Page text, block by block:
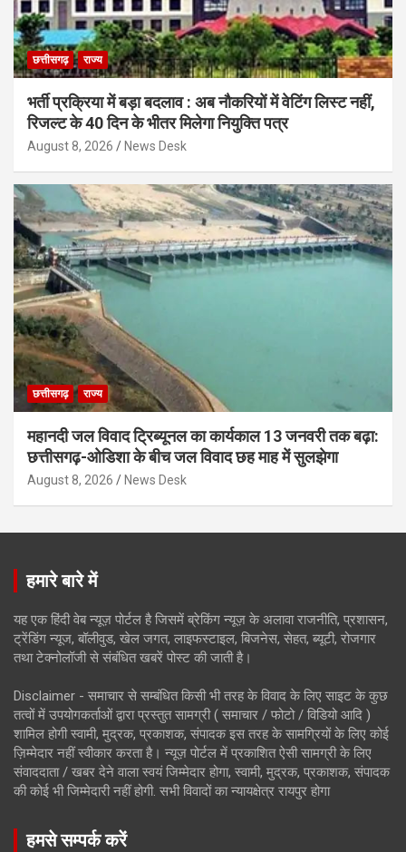
छत्तीसगढ़ राज्य
भर्ती प्रक्रिया में बड़ा बदलाव : अब नौकरियों में वेटिंग लिस्ट नहीं,
रिजल्ट के 40 दिन के भीतर मिलेगा नियुक्ति पत्र
August 8, 2026 News Desk
छत्तीसगढ़ राज्य
महानदी जल विवाद ट्रिब्यूनल का कार्यकाल 13 जनवरी तक बढ़ा:
छत्तीसगढ़-ओडिशा के बीच जल विवाद छह माह में सुलझेगा
August 8, 2026 News Desk
हमारे बारे में
यह एक हिंदी वेब न्यूज़ पोर्टल है जिसमें ब्रेकिंग न्यूज़ के अलावा राजनीति, प्रशासन,
ट्रेंडिंग न्यूज, बॉलीवुड, खेल जगत, लाइफस्टाइल, बिजनेस, सेहत, ब्यूटी, रोजगार
तथा टेक्नोलॉजी से संबंधित खबरें पोस्ट की जाती है।
Disclaimer - समाचार से सम्बंधित किसी भी तरह के विवाद के लिए साइट के कुछ
तत्वों में उपयोगकर्ताओं द्वारा प्रस्तुत सामग्री ( समाचार / फोटो / विडियो आदि )
शामिल होगी स्वामी, मुद्रक, प्रकाशक, संपादक इस तरह के सामग्रियों के लिए कोई
ज़िम्मेदार नहीं स्वीकार करता है। न्यूज़ पोर्टल में प्रकाशित ऐसी सामग्री के लिए
संवाददाता / खबर देने वाला स्वयं जिम्मेदार होगा, स्वामी, मुद्रक, प्रकाशक, संपादक
की कोई भी जिम्मेदारी नहीं होगी. सभी विवादों का न्यायक्षेत्र रायपुर होगा
हमसे सम्पर्क करें